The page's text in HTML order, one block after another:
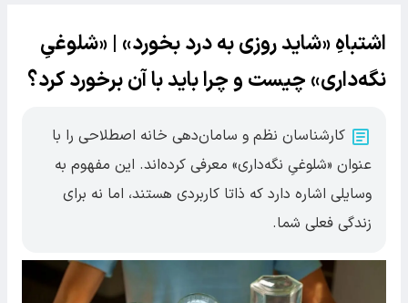
اشتباهِ «شاید روزی به درد بخورد» | «شلوغیِ
نگه‌داری» چیست و چرا باید با آن برخورد کرد؟
کارشناسان نظم و سامان‌دهی خانه اصطلاحی را با
عنوان «شلوغیِ نگه‌داری» معرفی کرده‌اند. این مفهوم به
وسایلی اشاره دارد که ذاتا کاربردی هستند، اما نه برای
زندگی فعلی شما.